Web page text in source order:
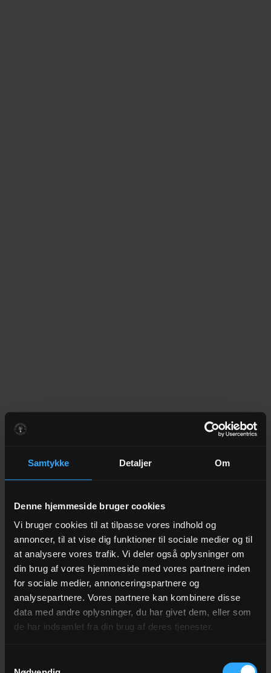
Samtykke Detaljer Om
Denne hjemmeside bruger cookies
Vi bruger cookies til at tilpasse vores indhold og
annoncer, til at vise dig funktioner til sociale medier og til
at analysere vores trafik. Vi deler også oplysninger om
din brug af vores hjemmeside med vores partnere inden
for sociale medier, annonceringspartnere og
analysepartnere. Vores partnere kan kombinere disse
data med andre oplysninger, du har givet dem, eller som
de har indsamlet fra din brug af deres tjenester.